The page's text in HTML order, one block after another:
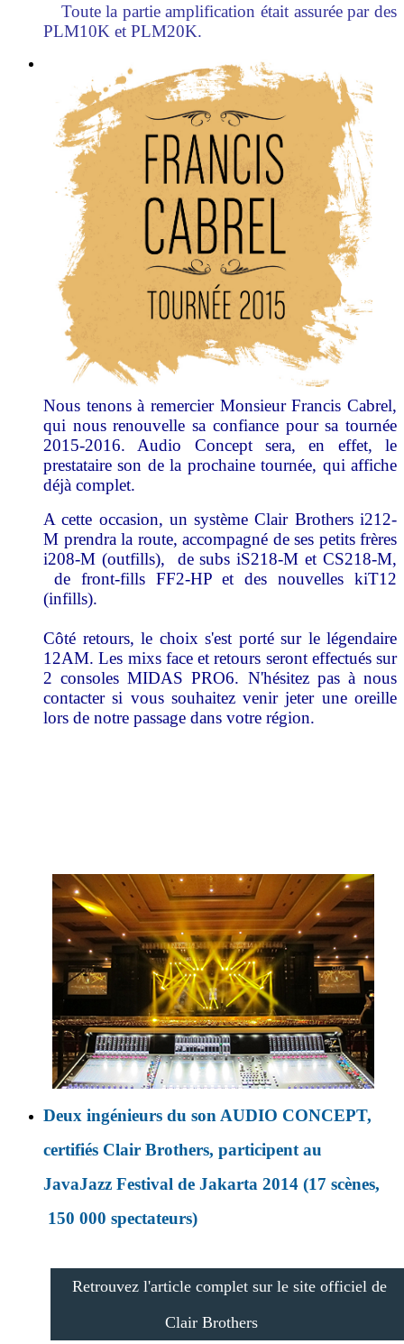
Toute la partie amplification était assurée par des
PLM10K et PLM20K.
Nous tenons à remercier Monsieur Francis Cabrel,
qui nous renouvelle sa confiance pour sa tournée
2015-2016. Audio Concept sera, en effet, le
prestataire son de la prochaine tournée, qui affiche
déjà complet.
A cette occasion, un système Clair Brothers i212-
M prendra la route, accompagné de ses petits frères
i208-M (outfills), de subs iS218-M et CS218-M,
de front-fills FF2-HP et des nouvelles kiT12
(infills).
Côté retours, le choix s'est porté sur le légendaire
12AM. Les mixs face et retours seront effectués sur
2 consoles MIDAS PRO6. N'hésitez pas à nous
contacter si vous souhaitez venir jeter une oreille
lors de notre passage dans votre région.
Deux ingénieurs du son AUDIO CONCEPT,
certifiés Clair Brothers, participent au
JavaJazz Festival de Jakarta 2014 (17 scènes,
150 000 spectateurs)
Retrouvez l'article complet sur le site officiel de
Clair Brothers